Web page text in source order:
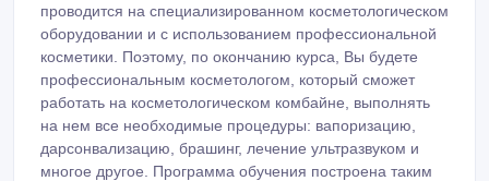
проводится на специализированном косметологическом
оборудовании и с использованием профессиональной
косметики. Поэтому, по окончанию курса, Вы будете
профессиональным косметологом, который сможет
работать на косметологическом комбайне, выполнять
на нем все необходимые процедуры: вапоризацию,
дарсонвализацию, брашинг, лечение ультразвуком и
многое другое. Программа обучения построена таким